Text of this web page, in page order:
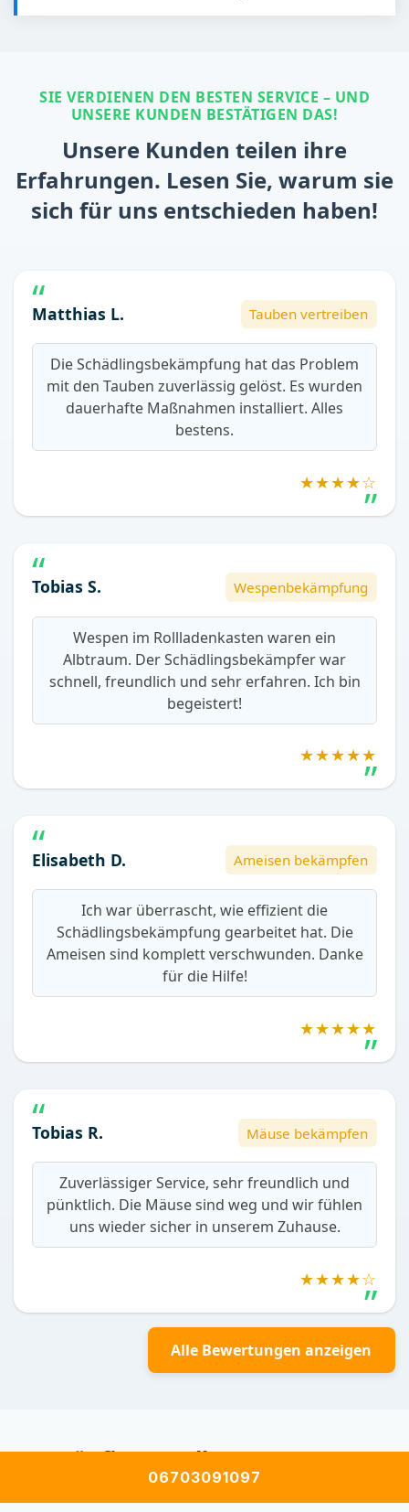
SIE VERDIENEN DEN BESTEN SERVICE – UND
UNSERE KUNDEN BESTÄTIGEN DAS!
Unsere Kunden teilen ihre
Erfahrungen. Lesen Sie, warum sie
sich für uns entschieden haben!
Matthias L. Tauben vertreiben
Die Schädlingsbekämpfung hat das Problem
mit den Tauben zuverlässig gelöst. Es wurden
dauerhafte Maßnahmen installiert. Alles
bestens.
★★★★☆
Tobias S. Wespenbekämpfung
Wespen im Rollladenkasten waren ein
Albtraum. Der Schädlingsbekämpfer war
schnell, freundlich und sehr erfahren. Ich bin
begeistert!
★★★★★
Elisabeth D. Ameisen bekämpfen
Ich war überrascht, wie effizient die
Schädlingsbekämpfung gearbeitet hat. Die
Ameisen sind komplett verschwunden. Danke
für die Hilfe!
★★★★★
Tobias R. Mäuse bekämpfen
Zuverlässiger Service, sehr freundlich und
pünktlich. Die Mäuse sind weg und wir fühlen
uns wieder sicher in unserem Zuhause.
★★★★☆
Alle Bewertungen anzeigen
Häufig gestellte Fragen zur
Schädlingsbekämpfung
06703091097